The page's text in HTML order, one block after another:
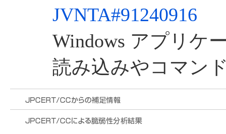
JVNTA#91240916
Windows アプリケ
読み込みやコマン